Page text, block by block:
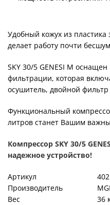
Удобный кожух из пластика
делает работу почти
SKY 30/5 GENESI М
фильтрации, которая
осушитель, двойной
Функциональный
литров станет Вашим
Компрессор SKY 30/5
надежное устройство!
Артикул
Производитель
Вес
36